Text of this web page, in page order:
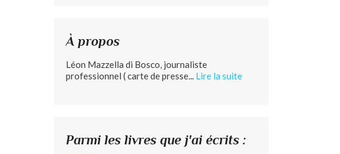
À propos
Léon Mazzella di Bosco, journaliste
professionnel ( carte de presse... Lire la suite
Parmi les livres que j'ai écrits :